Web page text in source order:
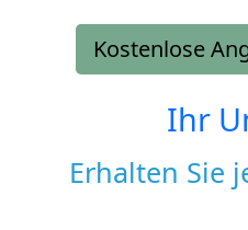
Kostenlose
Ihr
Erhalten Sie